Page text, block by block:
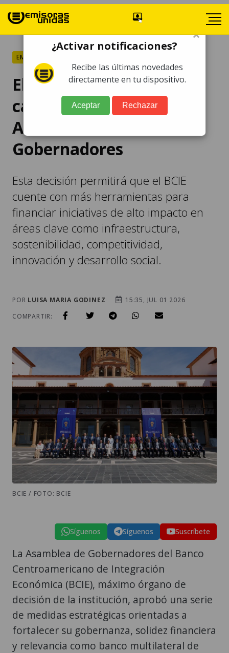
EMPRESAS
El BCIE aprueba nueva
capitalización en
Asamblea de
Gobernadores
Esta decisión permitirá que el BCIE
cuente con más herramientas para
financiar iniciativas de alto impacto en
áreas clave como infraestructura,
sostenibilidad, competitividad,
innovación y desarrollo social.
POR LUISA MARIA GODINEZ
15:35, JUL 01 2026
COMPARTIR:
BCIE / FOTO: BCIE
Síguenos Síguenos Suscríbete
La Asamblea de Gobernadores del Banco
Centroamericano de Integración
Económica (BCIE), máximo órgano de
decisión de la institución, aprobó una serie
de medidas estratégicas orientadas a
fortalecer su gobernanza, solidez financiera
y relevancia como banco multilateral de
×
¿Activar notificaciones?
Recibe las últimas novedades
directamente en tu dispositivo.
Aceptar Rechazar